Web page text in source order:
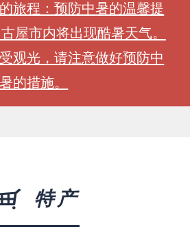
旅程：预防中暑的温馨提
屋市内将出现酷暑天气。
观光，请注意做好预防中
暑的措施。
特产